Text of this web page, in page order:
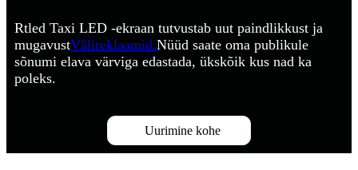
Rtled Taxi LED -ekraan tutvustab uut paindlikkust ja
mugavustVälireklaamid.Nüüd saate oma publikule
sõnumi elava värviga edastada, ükskõik kus nad ka
poleks.
Uurimine kohe